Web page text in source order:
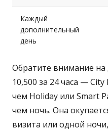
Каждый
дополнительный
день
Обратите внимание на
10,500 за 24 часа —
чем Holiday или Smart
чем ночь. Она
визита или одной